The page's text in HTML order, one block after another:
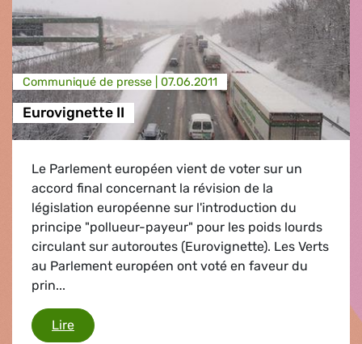
Communiqué de presse | 07.06.2011
Eurovignette II
Le Parlement européen vient de voter sur un
accord final concernant la révision de la
législation européenne sur l'introduction du
principe "pollueur-payeur" pour les poids lourds
circulant sur autoroutes (Eurovignette). Les Verts
au Parlement européen ont voté en faveur du
prin...
LireEurovignette II